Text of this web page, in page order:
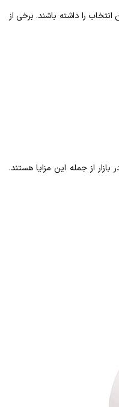
را داشته باشند. برخی از
از جمله این مزایا هستند.